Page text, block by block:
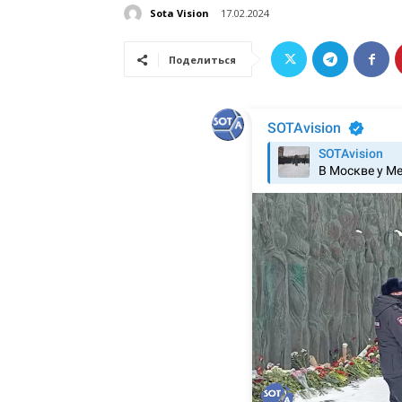
Sota Vision 17.02.2024
Поделиться